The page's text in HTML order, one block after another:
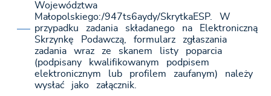
Województwa
Małopolskiego:/947ts6aydy/SkrytkaESP. W
przypadku zadania składanego na Elektroniczną
Skrzynkę Podawczą, formularz zgłaszania
zadania wraz ze skanem listy poparcia
(podpisany kwalifikowanym podpisem
elektronicznym lub profilem zaufanym) należy
wysłać jako załącznik.